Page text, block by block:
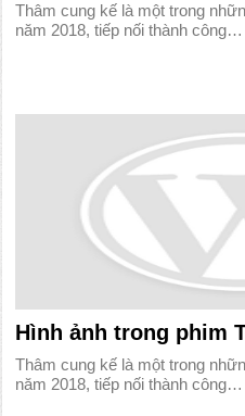
Thâm cung kế là một trong
năm 2018, tiếp nối thành công…
Hình ảnh trong phim
Thâm cung kế là một trong
năm 2018, tiếp nối thành công…